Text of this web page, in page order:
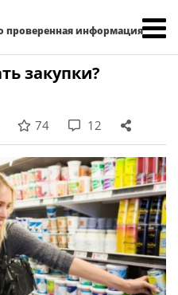
проверенная информация
закупки?
74 12